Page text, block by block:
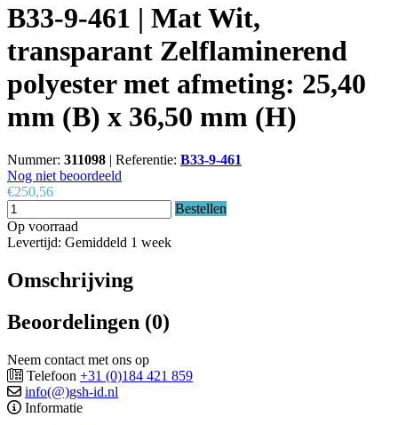
B33-9-461 | Mat Wit,
transparant Zelflaminerend
polyester met afmeting: 25,40
mm (B) x 36,50 mm (H)
Nummer: 311098 | Referentie: B33-9-461
Nog niet beoordeeld
€250,56
Bestellen
Op voorraad
Levertijd: Gemiddeld 1 week
Omschrijving
Beoordelingen (0)
Neem contact met ons op
Telefoon +31 (0)184 421 859
info(@)gsh-id.nl
Informatie